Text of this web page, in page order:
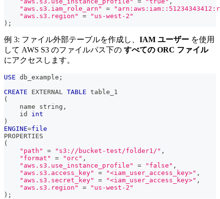
"aws.s3.iam_role_arn"
=
"aws.s3.region"
=
"us-west-2"
) ;
例 3: ファイル外部テーブルを作成し、 IAM ユーザー を使用
して AWS S3 のファイルパス下の すべての ORC ファイル
にアクセスします。
USE db_example ;
CREATE EXTERNAL TABLE table_1
(
    name string
,
    id
int
)
ENGINE=file
PROPERTIES
(
"path"
= "s3://bucket-test/folder1/" ,
"format"
= "orc" ,
"aws.s3.use_instance_profile"
= "false" ,
"aws.s3.access_key"
= "<iam_user_access_key>" ,
"aws.s3.secret_key"
= "<iam_user_access_key>" ,
"aws.s3.region"
=
"us-west-2"
) ;